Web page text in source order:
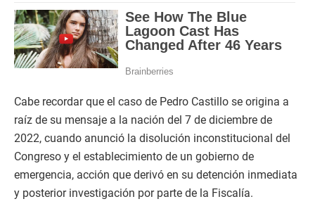
Cabe recordar que el caso de Pedro Castillo se origina a
raíz de su mensaje a la nación del 7 de diciembre de
2022, cuando anunció la disolución inconstitucional del
Congreso y el establecimiento de un gobierno de
emergencia, acción que derivó en su detención inmediata
y posterior investigación por parte de la Fiscalía.